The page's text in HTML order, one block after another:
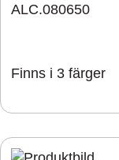
ALC.080650
Finns i 3 färger